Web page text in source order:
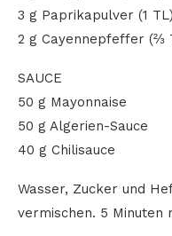
3 g Paprikapulver (1 TL)
2 g Cayennepfeffer (⅔
SAUCE
50 g Mayonnaise
50 g Algerien-Sauce
40 g Chilisauce
Wasser, Zucker und
vermischen. 5 Minuten